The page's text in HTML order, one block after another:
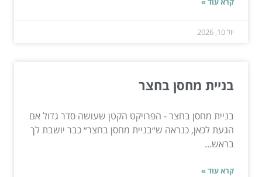
יול 10, 2026
בניית מחסן בחצר
בניית מחסן בחצר - הפרויקט הקטן שעושה סדר גדול אם
הגעת לכאן, כנראה ש״בניית מחסן בחצר״ כבר יושבת לך
בראש...
קרא עוד »